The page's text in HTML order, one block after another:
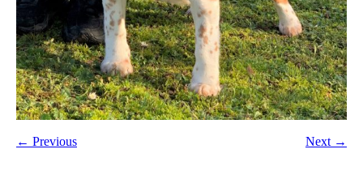
← Previous Next →